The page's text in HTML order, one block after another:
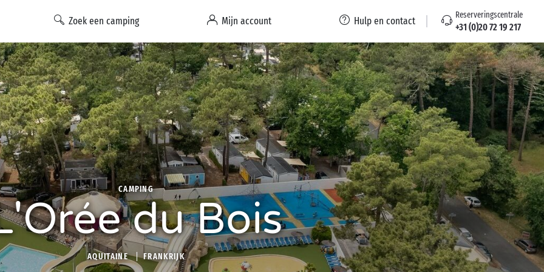
Zoek een camping Mijn account Hulp en contact Reserveringscentrale
+31 (0)20 72 19 217
CAMPING
du Bois
AQUITAINE FRANKRIJK